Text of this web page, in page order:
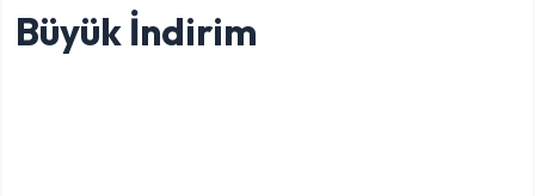
Büyük İndirim